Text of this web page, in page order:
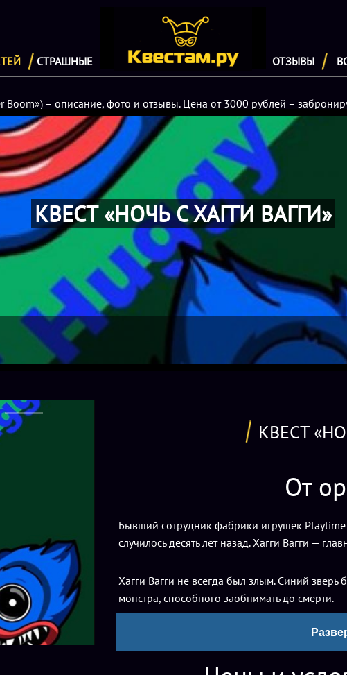
СТРАШНЫЕ ОТЗЫВЫ
Boom») – описание, фото и отзывы. Цена от 3000 рублей –
КВЕСТ «НОЧЬ С ХАГГИ ВАГГИ»
КВЕСТ
От
Бывший сотрудник фабрики игрушек Playtime
случилось десять лет назад. Хагги Вагги —
Хагги Вагги не всегда был злым. Синий
монстра, способного заобнимать до смерти.
Попробуй не попадись ему в его огромные